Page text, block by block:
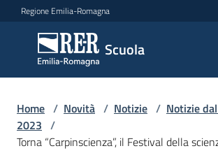
Vai al contenuto
Vai alla navigazione
Vai al footer
Regione Emilia-Romagna
Scuola
Scuola
Argomenti
Home / Novità / Notizie / Notizie
2023 /
Torna “Carpinscienza”, il Festival della